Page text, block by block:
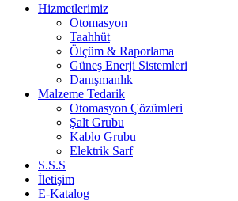
Hizmetlerimiz
Otomasyon
Taahhüt
Ölçüm & Raporlama
Güneş Enerji Sistemleri
Danışmanlık
Malzeme Tedarik
Otomasyon Çözümleri
Şalt Grubu
Kablo Grubu
Elektrik Sarf
S.S.S
İletişim
E-Katalog